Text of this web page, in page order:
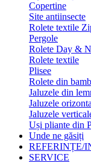
Copertine
Site antiinsecte
Rolete textile
Pergole
Rolete Day &
Rolete textile
Plisee
Rolete din
Jaluzele din
Jaluzele
Jaluzele
Uși pliante din
Unde ne găsiți
REFERINȚE/
SERVICE